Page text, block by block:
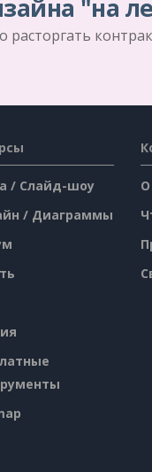
"на
расторгать
/ Слайд-шоу
/ Диаграммы
О